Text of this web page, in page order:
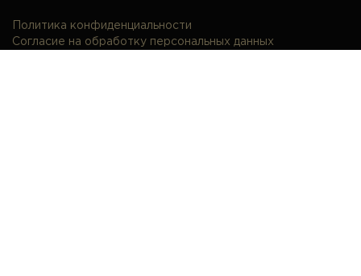
Политика конфиденциальности
Согласие на обработку персональных данных